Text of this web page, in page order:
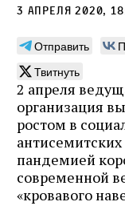
3 апреля 2020,
Отправить
Твитнуть
2 апреля
организация
ростом в
антисемитских
пандемией
современной
«кровавого